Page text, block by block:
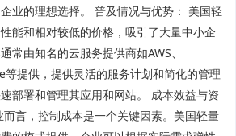
业的理想选择。 普及情况与优势： 美国轻
能和相对较低的价格，吸引了大量中小企
常由知名的云服务提供商如AWS、
提供，提供灵活的服务计划和简化的管理
部署和管理其应用和网站。 成本效益与资
言，控制成本是一个关键因素。美国轻量